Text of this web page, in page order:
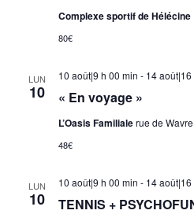
Complexe sportif de Hélécine
80€
LUN
10 « En voyage »
10 août|9 h 00 min - 14
L’Oasis Familialerue de
48€
LUN
10 TENNIS +
10 août|9 h 00 min - 14